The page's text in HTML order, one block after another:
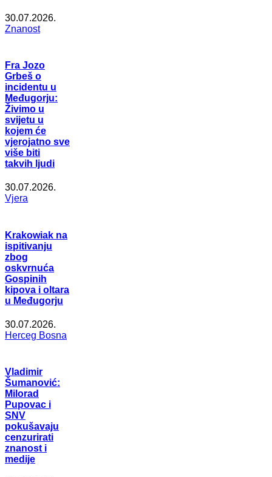
30.07.2026.
Znanost
Fra Jozo
Grbeš o
incidentu u
Međugorju:
Živimo u
svijetu u
kojem će
vjerojatno sve
više biti
takvih ljudi
30.07.2026.
Vjera
Krakowiak na
ispitivanju
zbog
oskvrnuća
Gospinih
kipova i oltara
u Međugorju
30.07.2026.
Herceg Bosna
Vladimir
Šumanović:
Milorad
Pupovac i
SNV
pokušavaju
cenzurirati
znanost i
medije